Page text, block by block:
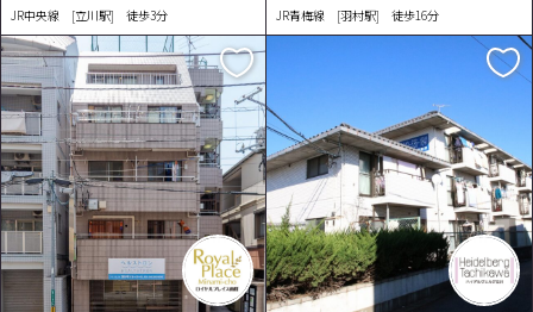
JR中央線 [立川駅] 徒歩3分
JR青梅線 [羽村駅] 徒歩16分